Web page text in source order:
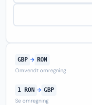
GBP → RON
Omvendt omregning
1 RON → GBP
Se omregning